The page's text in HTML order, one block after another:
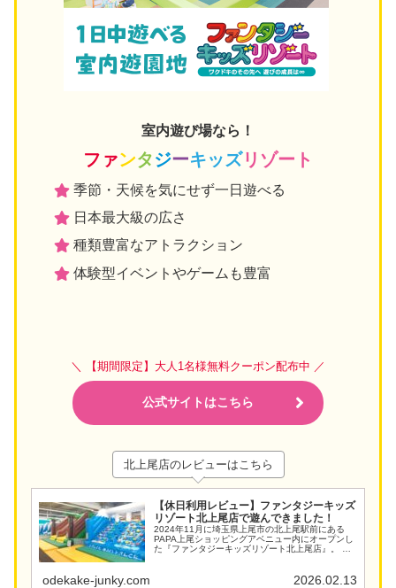
室内遊び場なら！
ファンタジーキッズリゾート
季節・天候を気にせず一日遊べる
日本最大級の広さ
種類豊富なアトラクション
体験型イベントやゲームも豊富
＼ 【期間限定】大人1名様無料クーポン配布中 ／
公式サイトはこちら
北上尾店のレビューはこちら
【休日利用レビュー】ファンタジーキッズ
リゾート北上尾店で遊んできました！
2024年11月に埼玉県上尾市の北上尾駅前にある
PAPA上尾ショッピングアベニュー内にオープンし
た『ファンタジーキッズリゾート北上尾店』。 全
odekake-junky.com 2026.02.13